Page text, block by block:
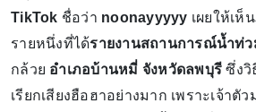
TikTok ชื่อว่า noonayyyyy เผยให้เ
รายหนึ่งที่ได้รายงานสถานการณ์น้ำท่ว
กล้วย อำเภอบ้านหมี่ จังหวัดลพบุรีซึ่งวิ
เรียกเสียงฮือฮาอย่างมาก เพราะเจ้าตั